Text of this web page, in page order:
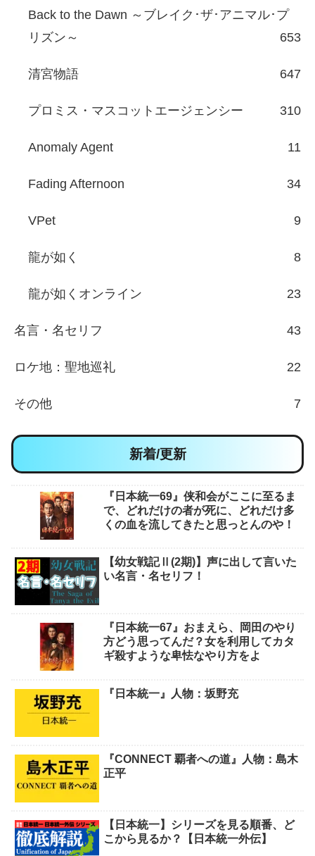
Back to the Dawn ～ブレイク･ザ･アニマル･プ
リズン～
653
清宮物語 647
プロミス・マスコットエージェンシー 310
Anomaly Agent 11
Fading Afternoon 34
VPet 9
龍が如く 8
龍が如くオンライン 23
名言・名セリフ 43
ロケ地：聖地巡礼 22
その他 7
新着/更新
『日本統一69』侠和会がここに至るま
で、どれだけの者が死に、どれだけ多
くの血を流してきたと思っとんのや！
【幼女戦記Ⅱ(2期)】声に出して言いた
い名言・名セリフ！
『日本統一67』おまえら、岡田のやり
方どう思ってんだ？女を利用してカタ
ギ殺すような卑怯なやり方をよ
『日本統一』人物：坂野充
『CONNECT 覇者への道』人物：島木
正平
【日本統一】シリーズを見る順番、ど
こから見るか？【日本統一外伝】